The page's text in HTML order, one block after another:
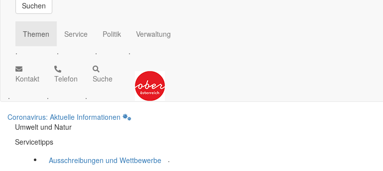
Suchen
Themen
.
Service
.
Politik
.
Verwaltung
.
Kontakt
.
Telefon
.
Suche
.
Coronavirus: Aktuelle Informationen
Umwelt und Natur
Servicetipps
Ausschreibungen und Wettbewerbe
.